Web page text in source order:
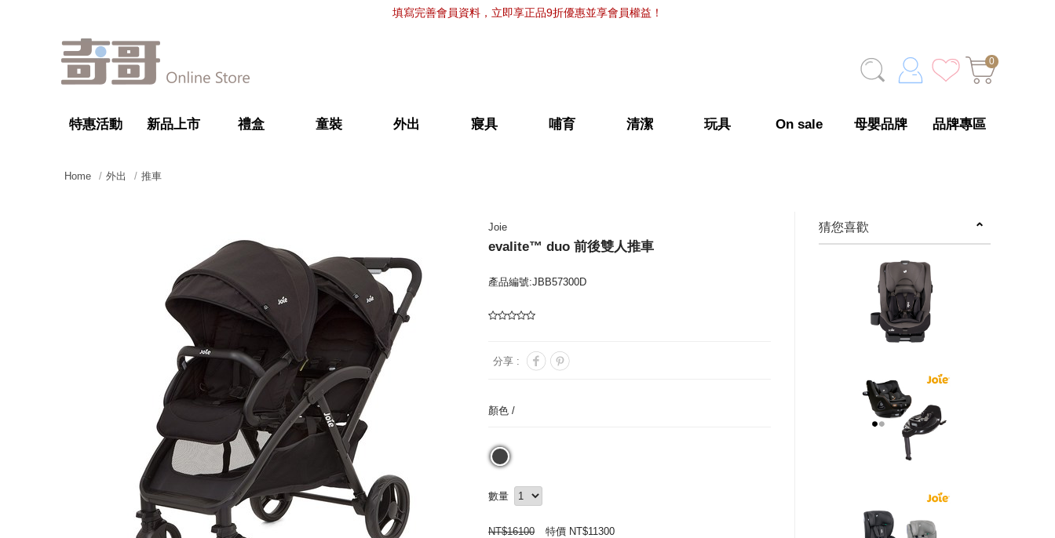
填寫完善會員資料，立即享正品9折優惠並享會員權益！
0
特惠活動 新品上市 禮盒 童裝 外出 寢具 哺育 清潔 玩具 On sale 母嬰品牌 品牌專區
Home 外出 推車
Joie
evalite™ duo 前後雙人推車
產品編號:JBB57300D
分享 :
顏色 /
數量
NT$16100 特價 NT$11300
猜您喜歡